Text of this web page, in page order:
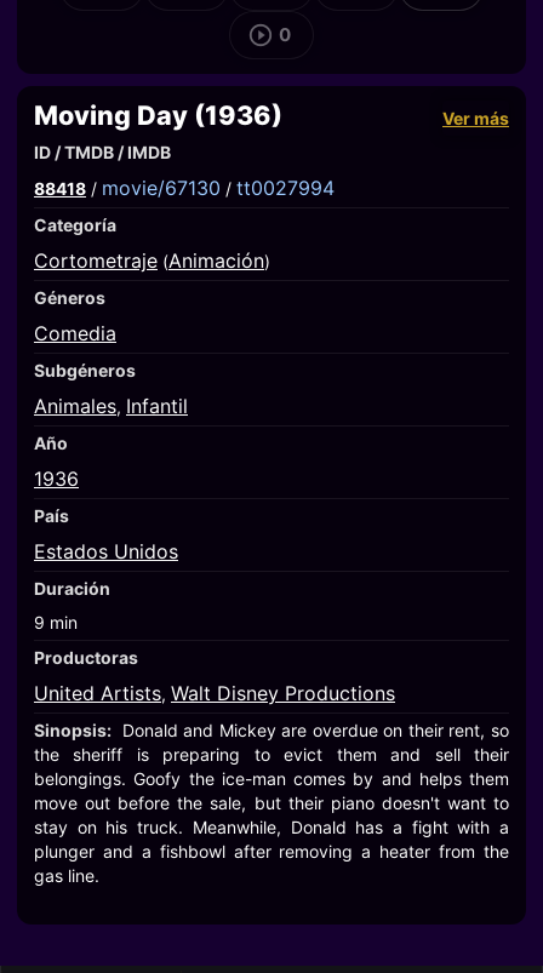
0
Moving Day (1936)
Ver más
ID / TMDB / IMDB
88418 / movie/67130 / tt0027994
Categoría
Cortometraje (Animación)
Géneros
Comedia
Subgéneros
Animales, Infantil
Año
1936
País
Estados Unidos
Duración
9 min
Productoras
United Artists, Walt Disney Productions
Sinopsis: Donald and Mickey are overdue on their rent, so
the sheriff is preparing to evict them and sell their
belongings. Goofy the ice-man comes by and helps them
move out before the sale, but their piano doesn't want to
stay on his truck. Meanwhile, Donald has a fight with a
plunger and a fishbowl after removing a heater from the
gas line.